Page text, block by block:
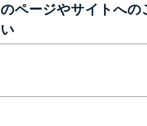
ページやサイトへ